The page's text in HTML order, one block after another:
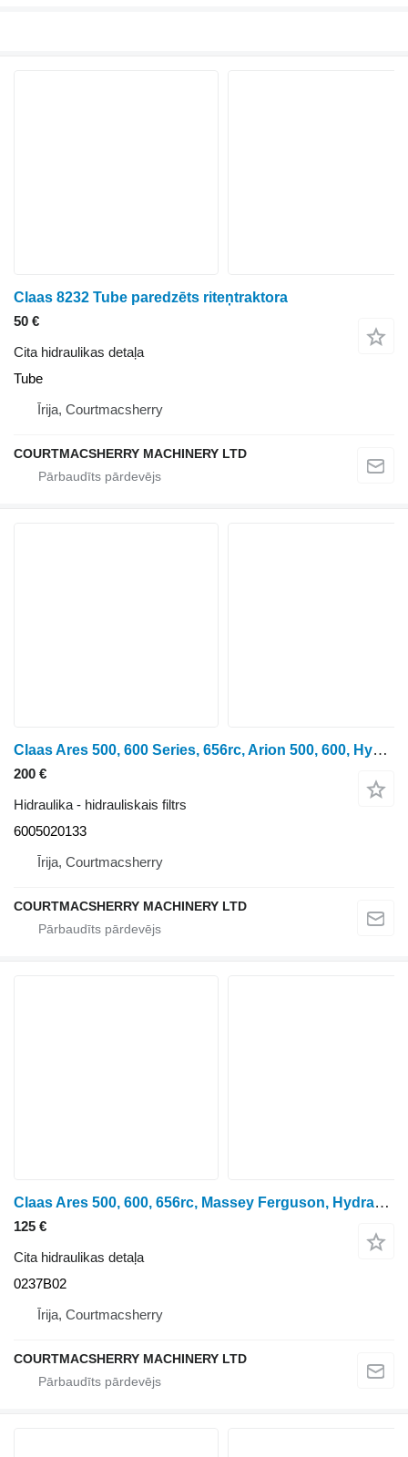
Claas 8232 Tube paredzēts riteņtraktora
50 €
Cita hidraulikas detaļa
Tube
Īrija, Courtmacsherry
COURTMACSHERRY MACHINERY LTD
Claas Ares 500, 600 Series, 656rc, Arion 500, 600, Hydraulic Filter 60 6005020133 hidrauliskais filtrs paredzēts Claas Ares 656RC riteņtraktora
200 €
Hidraulika - hidrauliskais filtrs
6005020133
Īrija, Courtmacsherry
COURTMACSHERRY MACHINERY LTD
Claas Ares 500, 600, 656rc, Massey Ferguson, Hydraulic Lift Arm Lh 600 0237B02 paredzēts riteņtraktora
125 €
Cita hidraulikas detaļa
0237B02
Īrija, Courtmacsherry
COURTMACSHERRY MACHINERY LTD